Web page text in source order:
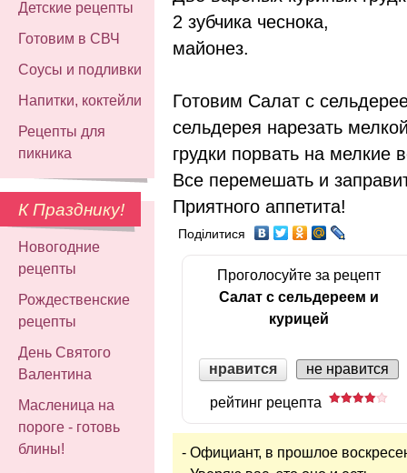
Детские рецепты
Готовим в СВЧ
Соусы и подливки
Напитки, коктейли
Рецепты для
пикника
К Празднику!
Новогодние
рецепты
Рождественские
рецепты
День Святого
Валентина
Масленица на
пороге - готовь
блины!
2 зубчика чеснока,
майонез.
Готовим Салат с
сельдерея нарезать
грудки порвать на мелкие
Все перемешать и
Приятного аппетита!
Поділитися
Проголосуйте за рецепт
Салат с сельдереем и
курицей
нравится не нравится
рейтинг рецепта
- Официант, в прошлое